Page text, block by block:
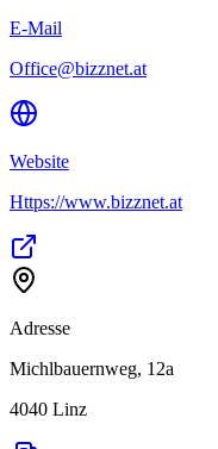
E-Mail
Office@bizznet.at
Website
Https://www.bizznet.at
Adresse
Michlbauernweg, 12a
4040 Linz